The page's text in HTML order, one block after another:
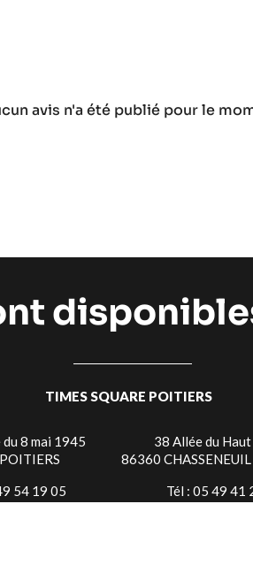
avis n'a été publié pour le
TIMES SQUARE POITIERS
8 mai 1945
54 19 05
38 Allée du
86360
Tél : 05 49 41